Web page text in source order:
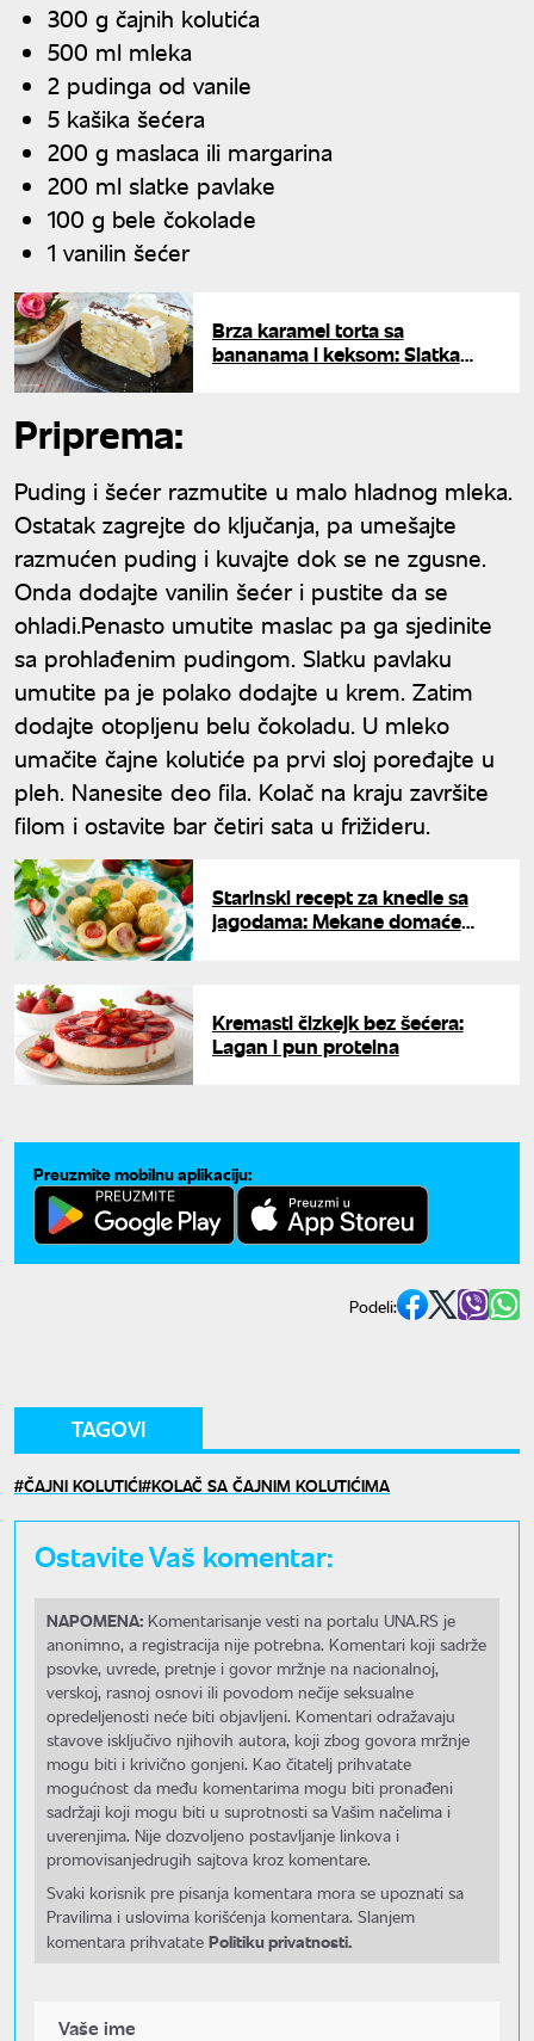
300 g čajnih kolutića
500 ml mleka
2 pudinga od vanile
5 kašika šećera
200 g maslaca ili margarina
200 ml slatke pavlake
100 g bele čokolade
1 vanilin šećer
Brza karamel torta sa
bananama i keksom: Slatka
Priprema:
Puding i šećer razmutite u malo hladnog mleka.
Ostatak zagrejte do ključanja, pa umešajte
razmućen puding i kuvajte dok se ne zgusne.
Onda dodajte vanilin šećer i pustite da se
ohladi.Penasto umutite maslac pa ga sjedinite
sa prohlađenim pudingom. Slatku pavlaku
umutite pa je polako dodajte u krem. Zatim
dodajte otopljenu belu čokoladu. U mleko
umačite čajne kolutiće pa prvi sloj poređajte u
pleh. Nanesite deo fila. Kolač na kraju završite
filom i ostavite bar četiri sata u frižideru.
Starinski recept za knedle sa
jagodama: Mekane domaće
Kremasti čizkejk bez šećera:
Lagan i pun proteina
Preuzmite mobilnu aplikaciju:
Podeli:
TAGOVI
ČAJNI KOLUTIĆI KOLAČ SA ČAJNIM KOLUTIĆIMA
Ostavite Vaš komentar:
NAPOMENA: Komentarisanje vesti na portalu UNA.RS je
anonimno, a registracija nije potrebna. Komentari koji sadrže
psovke, uvrede, pretnje i govor mržnje na nacionalnoj,
verskoj, rasnoj osnovi ili povodom nečije seksualne
opredeljenosti neće biti objavljeni. Komentari odražavaju
stavove isključivo njihovih autora, koji zbog govora mržnje
mogu biti i krivično gonjeni. Kao čitatelj prihvatate
mogućnost da među komentarima mogu biti pronađeni
sadržaji koji mogu biti u suprotnosti sa Vašim načelima i
uverenjima. Nije dozvoljeno postavljanje linkova i
promovisanjedrugih sajtova kroz komentare.
Svaki korisnik pre pisanja komentara mora se upoznati sa
Pravilima i uslovima korišćenja komentara. Slanjem
komentara prihvatate Politiku privatnosti.